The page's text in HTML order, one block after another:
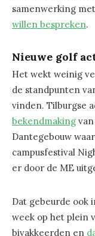
samenwerking
willen bespreken.
Nieuwe golf
Het wekt weinig
de standpunten
vinden. Tilburgse
bekendmaking
Dantegebouw
campusfestival
er door de ME
Dat gebeurde ook
week op het plein
bivakkeerden en